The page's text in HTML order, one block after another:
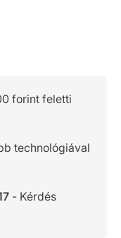
forint feletti
technológiával
- Kérdés